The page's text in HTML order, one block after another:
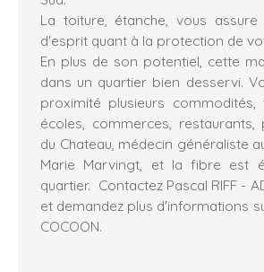
La toiture, étanche, vous assure
d'esprit quant à la protection de
En plus de son potentiel, cette
dans un quartier bien desservi.
proximité plusieurs commodités,
écoles, commerces,
du Chateau, médecin généraliste
Marie Marvingt, et la fibre est
quartier. Contactez Pascal RIFF -
et demandez plus d'informations
COCOON.